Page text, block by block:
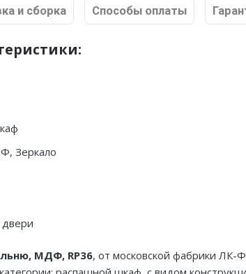
и сборка Способы оплаты
Зеркало
двери
МДФ, RP36, от московской фабрики